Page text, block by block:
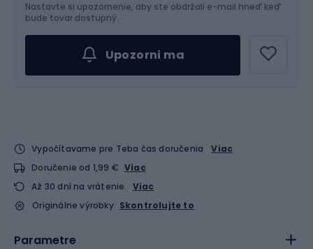
Nastavte si upozornenie, aby ste obdržali e-mail hneď keď
bude tovar dostupný.
Upozorni ma
Vypočítavame pre Teba čas doručenia
Viac
Doručenie od 1,99 € Viac
Až 30 dní na vrátenie. Viac
Originálne výrobky Skontrolujte to
Parametre